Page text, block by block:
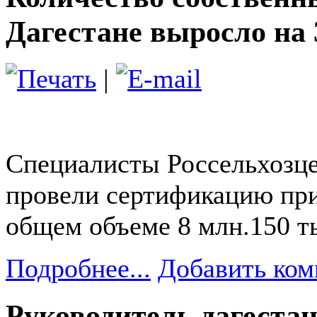
Дагестане выросло на
|
Специалисты
провели сертификацию
общем объеме 8 млн.150
Подробнее... Добавить